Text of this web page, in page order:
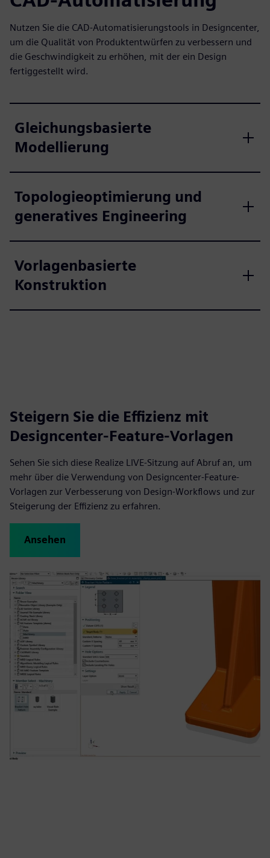
Nutzen Sie die CAD-Automatisierungstools in Designcenter,
um die Qualität von Produktentwürfen zu verbessern und
die Geschwindigkeit zu erhöhen, mit der ein Design
fertiggestellt wird.
Gleichungsbasierte
Modellierung
Topologieoptimierung und
generatives Engineering
Vorlagenbasierte
Konstruktion
Steigern Sie die Effizienz mit
Designcenter-Feature-Vorlagen
Sehen Sie sich diese Realize LIVE-Sitzung auf Abruf an, um
mehr über die Verwendung von Designcenter-Feature-
Vorlagen zur Verbesserung von Design-Workflows und zur
Steigerung der Effizienz zu erfahren.
Ansehen